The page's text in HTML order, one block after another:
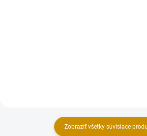
Zobraziť všetky súvisiace